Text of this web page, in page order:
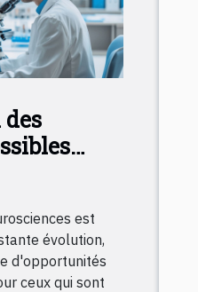
en
est
évolution,
d'opportunités
ceux qui sont